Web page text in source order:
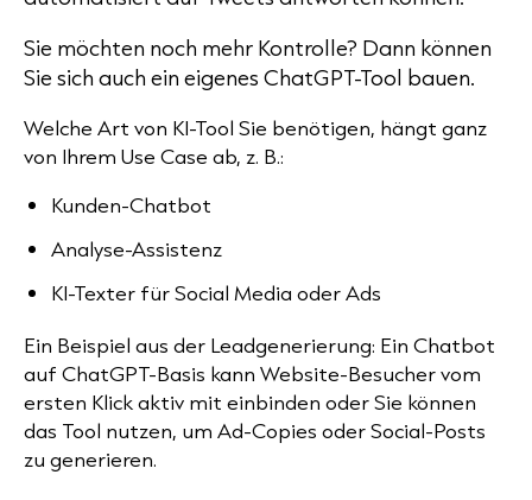
Sie möchten noch mehr Kontrolle? Dann können
Sie sich auch ein eigenes ChatGPT-Tool bauen.
Welche Art von KI-Tool Sie benötigen, hängt ganz
von Ihrem Use Case ab, z. B.:
Kunden-Chatbot
Analyse-Assistenz
KI-Texter für Social Media oder Ads
Ein Beispiel aus der Leadgenerierung: Ein Chatbot
auf ChatGPT-Basis kann Website-Besucher vom
ersten Klick aktiv mit einbinden oder Sie können
das Tool nutzen, um Ad-Copies oder Social-Posts
zu generieren.